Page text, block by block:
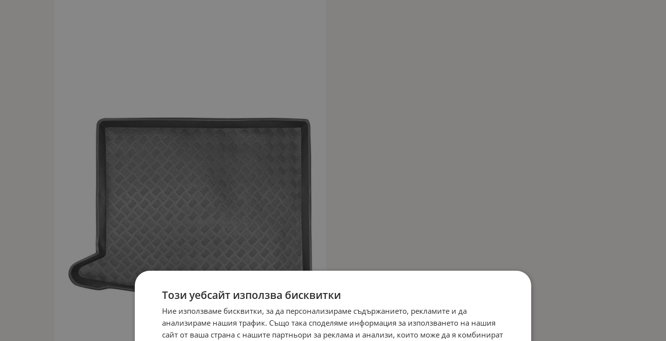
Този уебсайт използва бисквитки
Ние използваме бисквитки, за да персонализираме съдържанието, рекламите и да
анализираме нашия трафик. Също така споделяме информация за използването на нашия
сайт от ваша страна с нашите партньори за реклама и анализи, които може да я комбинират